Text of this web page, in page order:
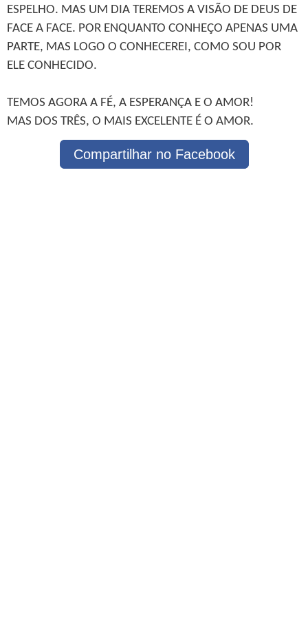
ESPELHO. MAS UM DIA TEREMOS A VISÃO DE DEUS DE
FACE A FACE. POR ENQUANTO CONHEÇO APENAS UMA
PARTE, MAS LOGO O CONHECEREI, COMO SOU POR
ELE CONHECIDO.
TEMOS AGORA A FÉ, A ESPERANÇA E O AMOR!
MAS DOS TRÊS, O MAIS EXCELENTE É O AMOR.
Compartilhar no Facebook